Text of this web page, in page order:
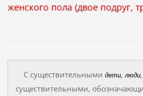
женского пола (двое подруг,
С существительными дети, люди,
существительными,